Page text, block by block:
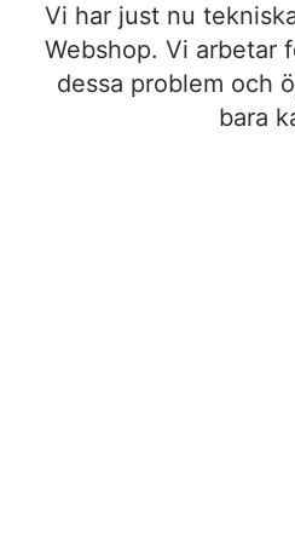
Vi har just nu
Webshop. Vi arbetar
dessa problem och
bara